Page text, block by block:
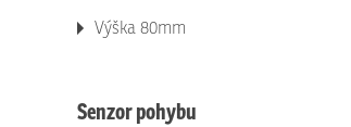
Výška 80mm
Senzor pohybu